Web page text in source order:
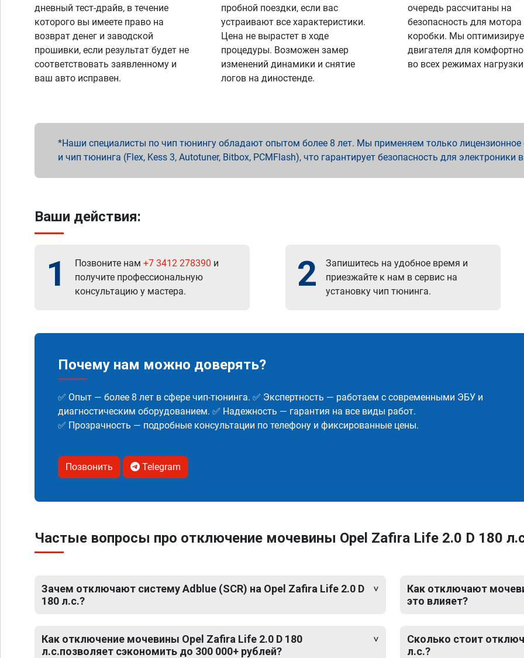
дневный тест-драйв, в течение
которого вы имеете право на
возврат денег и заводской
прошивки, если результат будет не
соответствовать заявленному и
ваш авто исправен.
пробной поездки, если вас
устраивают все характеристики.
Цена не вырастет в ходе
процедуры. Возможен замер
изменений динамики и снятие
логов на диностенде.
очередь рассчитаны на
безопасность для мотора
коробки. Мы
двигателя для
во всех режимах
Наши специалисты по чип тюнингу обладают опытом более 8 лет. Мы применяем только лицензионное
и чип тюнинга (Flex, Kess 3, Autotuner, Bitbox, PCMFlash), что гарантирует безопасность для электроники
Ваши действия:
1 Позвоните нам +7 3412 278390 и
получите профессиональную
консультацию у мастера.
2
Запишитесь на удобное время и
приезжайте к нам в сервис на
установку чип тюнинга.
Почему нам можно доверять?
✅ Опыт — более 8 лет в сфере чип-тюнинга. ✅ Экспертность — работаем с современными ЭБУ и
диагностическим оборудованием. ✅ Надежность — гарантия на все виды работ.
✅ Прозрачность — подробные консультации по телефону и фиксированные цены.
Позвонить Telegram
Частые вопросы про отключение мочевины Opel Zafira Life 2.0 D 180
Зачем отключают систему Adblue (SCR) на Opel Zafira Life 2.0 D
180 л.с.?
Как отключение мочевины Opel Zafira Life 2.0 D 180
л.с.позволяет сэкономить до 300 000+ рублей?
Как отключают
это влияет?
Сколько стоит
л.с.?